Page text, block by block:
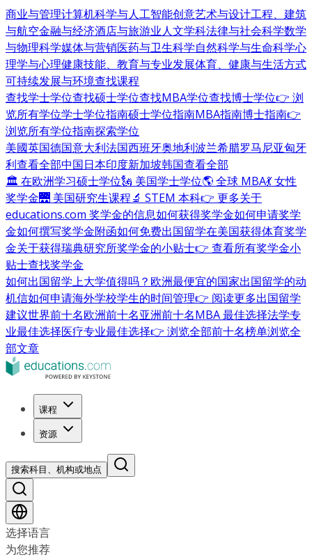
商业与管理计算机科学与人工智能创意艺术与设计工程、建筑
与航空金融与经济酒店与旅游业人文学科法律与社会科学数学
与物理科学媒体与营销医药与卫生科学自然科学与生命科学心
理学与心理健康技能、教育与专业发展体育、健康与生活方式
可持续发展与环境查找课程
查找学士学位查找硕士学位查找MBA学位查找博士学位👉 浏
览所有学位学士学位指南硕士学位指南MBA指南博士指南👉
浏览所有学位指南探索学位
美國英国德国意大利法国西班牙奥地利波兰希腊罗马尼亚匈牙
利查看全部中国日本印度新加坡韩国查看全部
🏛 在欧洲学习硕士学位🗽 美国学士学位🌎 全球 MBA💃 女性
奖学金🌉 美国研究生课程🔬 STEM 本科👉 更多关于
educations.com 奖学金的信息如何获得奖学金如何申请奖学
金如何撰写奖学金附函如何免费出国留学在美国获得体育奖学
金关于获得瑞典研究所奖学金的小贴士👉 查看所有奖学金小
贴士查找奖学金
如何出国留学上大学值得吗？ 欧洲最便宜的国家出国留学的动
机信如何申请海外学校学生的时间管理👉 阅读更多出国留学
建议世界前十名欧洲前十名亚洲前十名MBA 最佳选择法学专
业最佳选择医疗专业最佳选择👉 浏览全部前十名榜单浏览全
部文章
课程
资源
搜索科目、机构或地点
选择语言
为您推荐